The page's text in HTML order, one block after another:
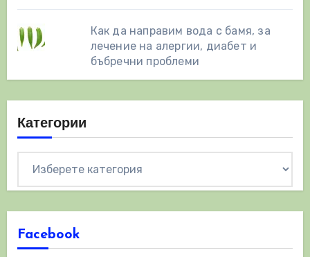
Как да направим вода с бамя, за
лечение на алергии, диабет и
бъбречни проблеми
Категории
Facebook